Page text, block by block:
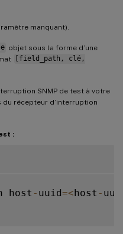
manquant).
objet sous la forme d’une
[field_path, clé,
SNMP de test à votre
récepteur d’interruption
:
host - uuid=<host -